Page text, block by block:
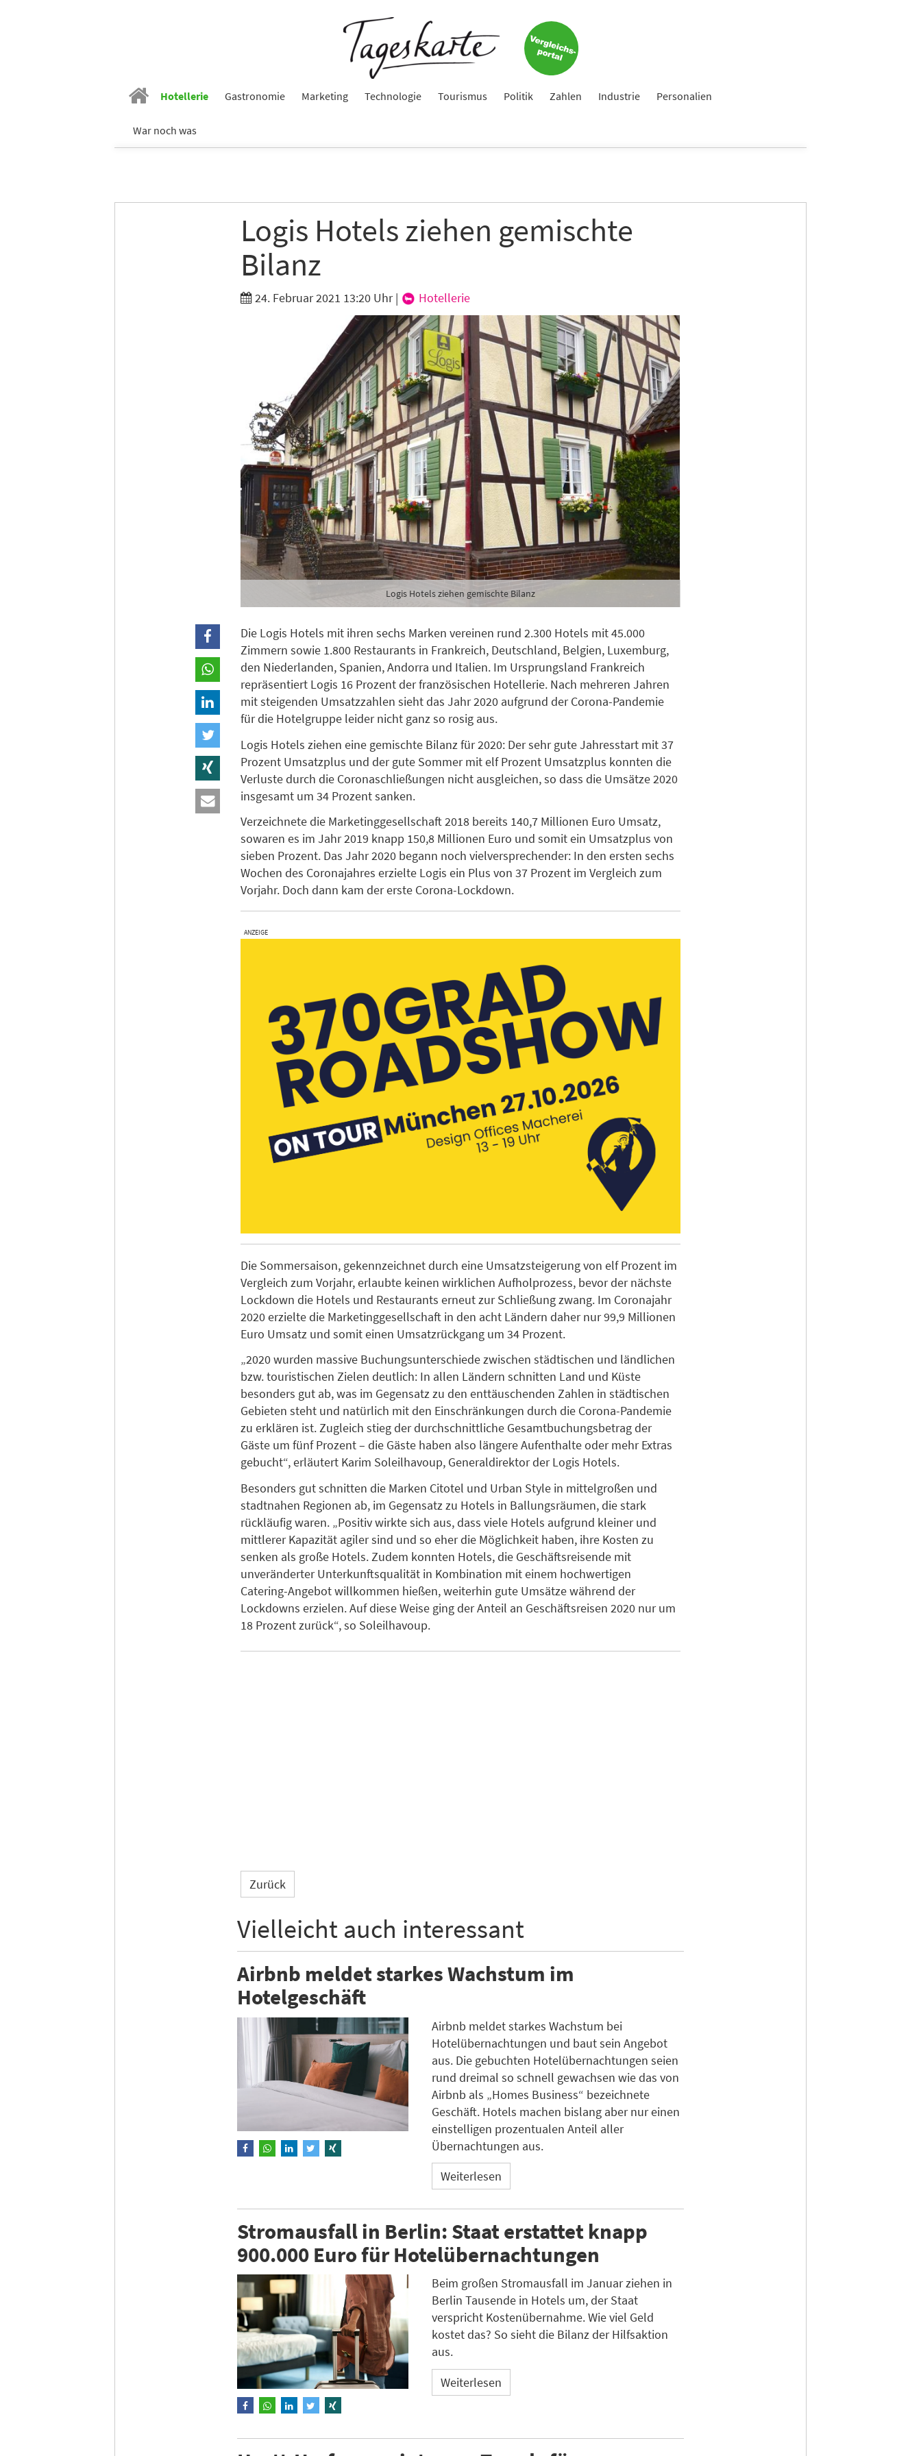
Hotellerie Gastronomie Marketing Technologie Tourismus Politik Zahlen Industrie Personalien
War noch was
Logis Hotels ziehen gemischte
Bilanz
24. Februar 2021 13:20 Uhr| Hotellerie
Logis Hotels ziehen gemischte Bilanz
Die Logis Hotels mit ihren sechs Marken vereinen rund 2.300 Hotels mit 45.000
Zimmern sowie 1.800 Restaurants in Frankreich, Deutschland, Belgien, Luxemburg,
den Niederlanden, Spanien, Andorra und Italien. Im Ursprungsland Frankreich
repräsentiert Logis 16 Prozent der französischen Hotellerie. Nach mehreren Jahren
mit steigenden Umsatzzahlen sieht das Jahr 2020 aufgrund der Corona-Pandemie
für die Hotelgruppe leider nicht ganz so rosig aus.
Logis Hotels ziehen eine gemischte Bilanz für 2020: Der sehr gute Jahresstart mit 37
Prozent Umsatzplus und der gute Sommer mit elf Prozent Umsatzplus konnten die
Verluste durch die Coronaschließungen nicht ausgleichen, so dass die Umsätze 2020
insgesamt um 34 Prozent sanken.
Verzeichnete die Marketinggesellschaft 2018 bereits 140,7 Millionen Euro Umsatz,
sowaren es im Jahr 2019 knapp 150,8 Millionen Euro und somit ein Umsatzplus von
sieben Prozent. Das Jahr 2020 begann noch vielversprechender: In den ersten sechs
Wochen des Coronajahres erzielte Logis ein Plus von 37 Prozent im Vergleich zum
Vorjahr. Doch dann kam der erste Corona-Lockdown.
ANZEIGE
Die Sommersaison, gekennzeichnet durch eine Umsatzsteigerung von elf Prozent im
Vergleich zum Vorjahr, erlaubte keinen wirklichen Aufholprozess, bevor der nächste
Lockdown die Hotels und Restaurants erneut zur Schließung zwang. Im Coronajahr
2020 erzielte die Marketinggesellschaft in den acht Ländern daher nur 99,9 Millionen
Euro Umsatz und somit einen Umsatzrückgang um 34 Prozent.
„2020 wurden massive Buchungsunterschiede zwischen städtischen und ländlichen
bzw. touristischen Zielen deutlich: In allen Ländern schnitten Land und Küste
besonders gut ab, was im Gegensatz zu den enttäuschenden Zahlen in städtischen
Gebieten steht und natürlich mit den Einschränkungen durch die Corona-Pandemie
zu erklären ist. Zugleich stieg der durchschnittliche Gesamtbuchungsbetrag der
Gäste um fünf Prozent – die Gäste haben also längere Aufenthalte oder mehr Extras
gebucht“, erläutert Karim Soleilhavoup, Generaldirektor der Logis Hotels.
Besonders gut schnitten die Marken Citotel und Urban Style in mittelgroßen und
stadtnahen Regionen ab, im Gegensatz zu Hotels in Ballungsräumen, die stark
rückläufig waren. „Positiv wirkte sich aus, dass viele Hotels aufgrund kleiner und
mittlerer Kapazität agiler sind und so eher die Möglichkeit haben, ihre Kosten zu
senken als große Hotels. Zudem konnten Hotels, die Geschäftsreisende mit
unveränderter Unterkunftsqualität in Kombination mit einem hochwertigen
Catering-Angebot willkommen hießen, weiterhin gute Umsätze während der
Lockdowns erzielen. Auf diese Weise ging der Anteil an Geschäftsreisen 2020 nur um
18 Prozent zurück“, so Soleilhavoup.
Zurück
Vielleicht auch interessant
Airbnb meldet starkes Wachstum im
Hotelgeschäft
Airbnb meldet starkes Wachstum bei
Hotelübernachtungen und baut sein Angebot
aus. Die gebuchten Hotelübernachtungen seien
rund dreimal so schnell gewachsen wie das von
Airbnb als „Homes Business“ bezeichnete
Geschäft. Hotels machen bislang aber nur einen
einstelligen prozentualen Anteil aller
Übernachtungen aus.
Weiterlesen
Stromausfall in Berlin: Staat erstattet knapp
900.000 Euro für Hotelübernachtungen
Beim großen Stromausfall im Januar ziehen in
Berlin Tausende in Hotels um, der Staat
verspricht Kostenübernahme. Wie viel Geld
kostet das? So sieht die Bilanz der Hilfsaktion
aus.
Weiterlesen